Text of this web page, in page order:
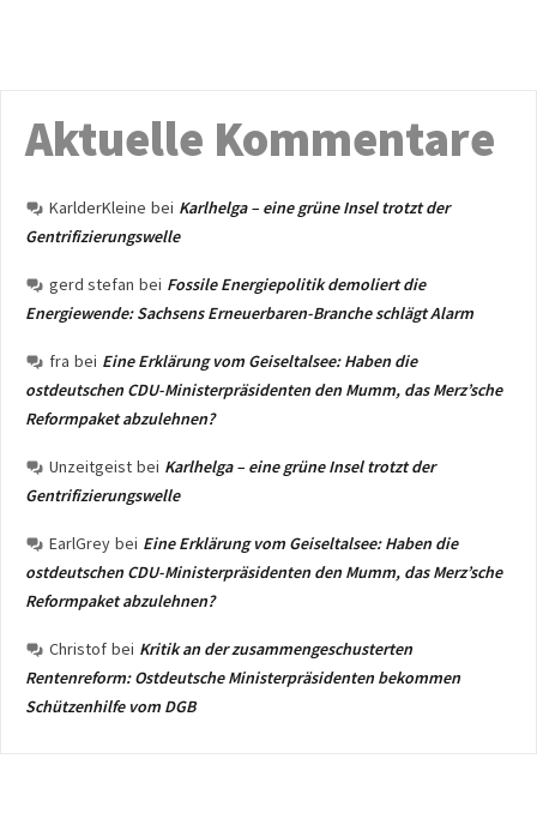
Aktuelle Kommentare
KarlderKleine bei Karlhelga – eine grüne Insel trotzt der
Gentrifizierungswelle
gerd stefan bei Fossile Energiepolitik demoliert die
Energiewende: Sachsens Erneuerbaren-Branche schlägt Alarm
fra bei Eine Erklärung vom Geiseltalsee: Haben die
ostdeutschen CDU-Ministerpräsidenten den Mumm, das Merz’sche
Reformpaket abzulehnen?
Unzeitgeist bei Karlhelga – eine grüne Insel trotzt der
Gentrifizierungswelle
EarlGrey bei Eine Erklärung vom Geiseltalsee: Haben die
ostdeutschen CDU-Ministerpräsidenten den Mumm, das Merz’sche
Reformpaket abzulehnen?
Christof bei Kritik an der zusammengeschusterten
Rentenreform: Ostdeutsche Ministerpräsidenten bekommen
Schützenhilfe vom DGB